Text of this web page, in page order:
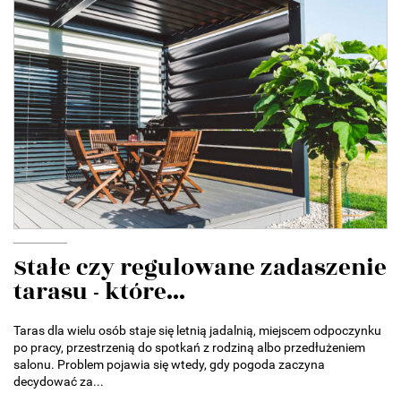
Stałe czy regulowane zadaszenie
tarasu - które...
Taras dla wielu osób staje się letnią jadalnią, miejscem odpoczynku
po pracy, przestrzenią do spotkań z rodziną albo przedłużeniem
salonu. Problem pojawia się wtedy, gdy pogoda zaczyna
decydować za...